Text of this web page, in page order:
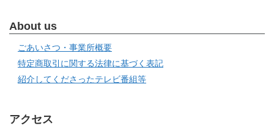
About us
ごあいさつ・事業所概要
特定商取引に関する法律に基づく表記
紹介してくださったテレビ番組等
アクセス